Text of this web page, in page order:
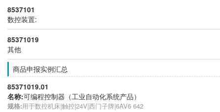
8537101
数控装置:
85371019
其他
商品申报实例汇总
85371019.01
名称:可编程控制器（工业自动化系统产品）
规格:用于数控机床|触控|24V|西门子牌|6AV6 642